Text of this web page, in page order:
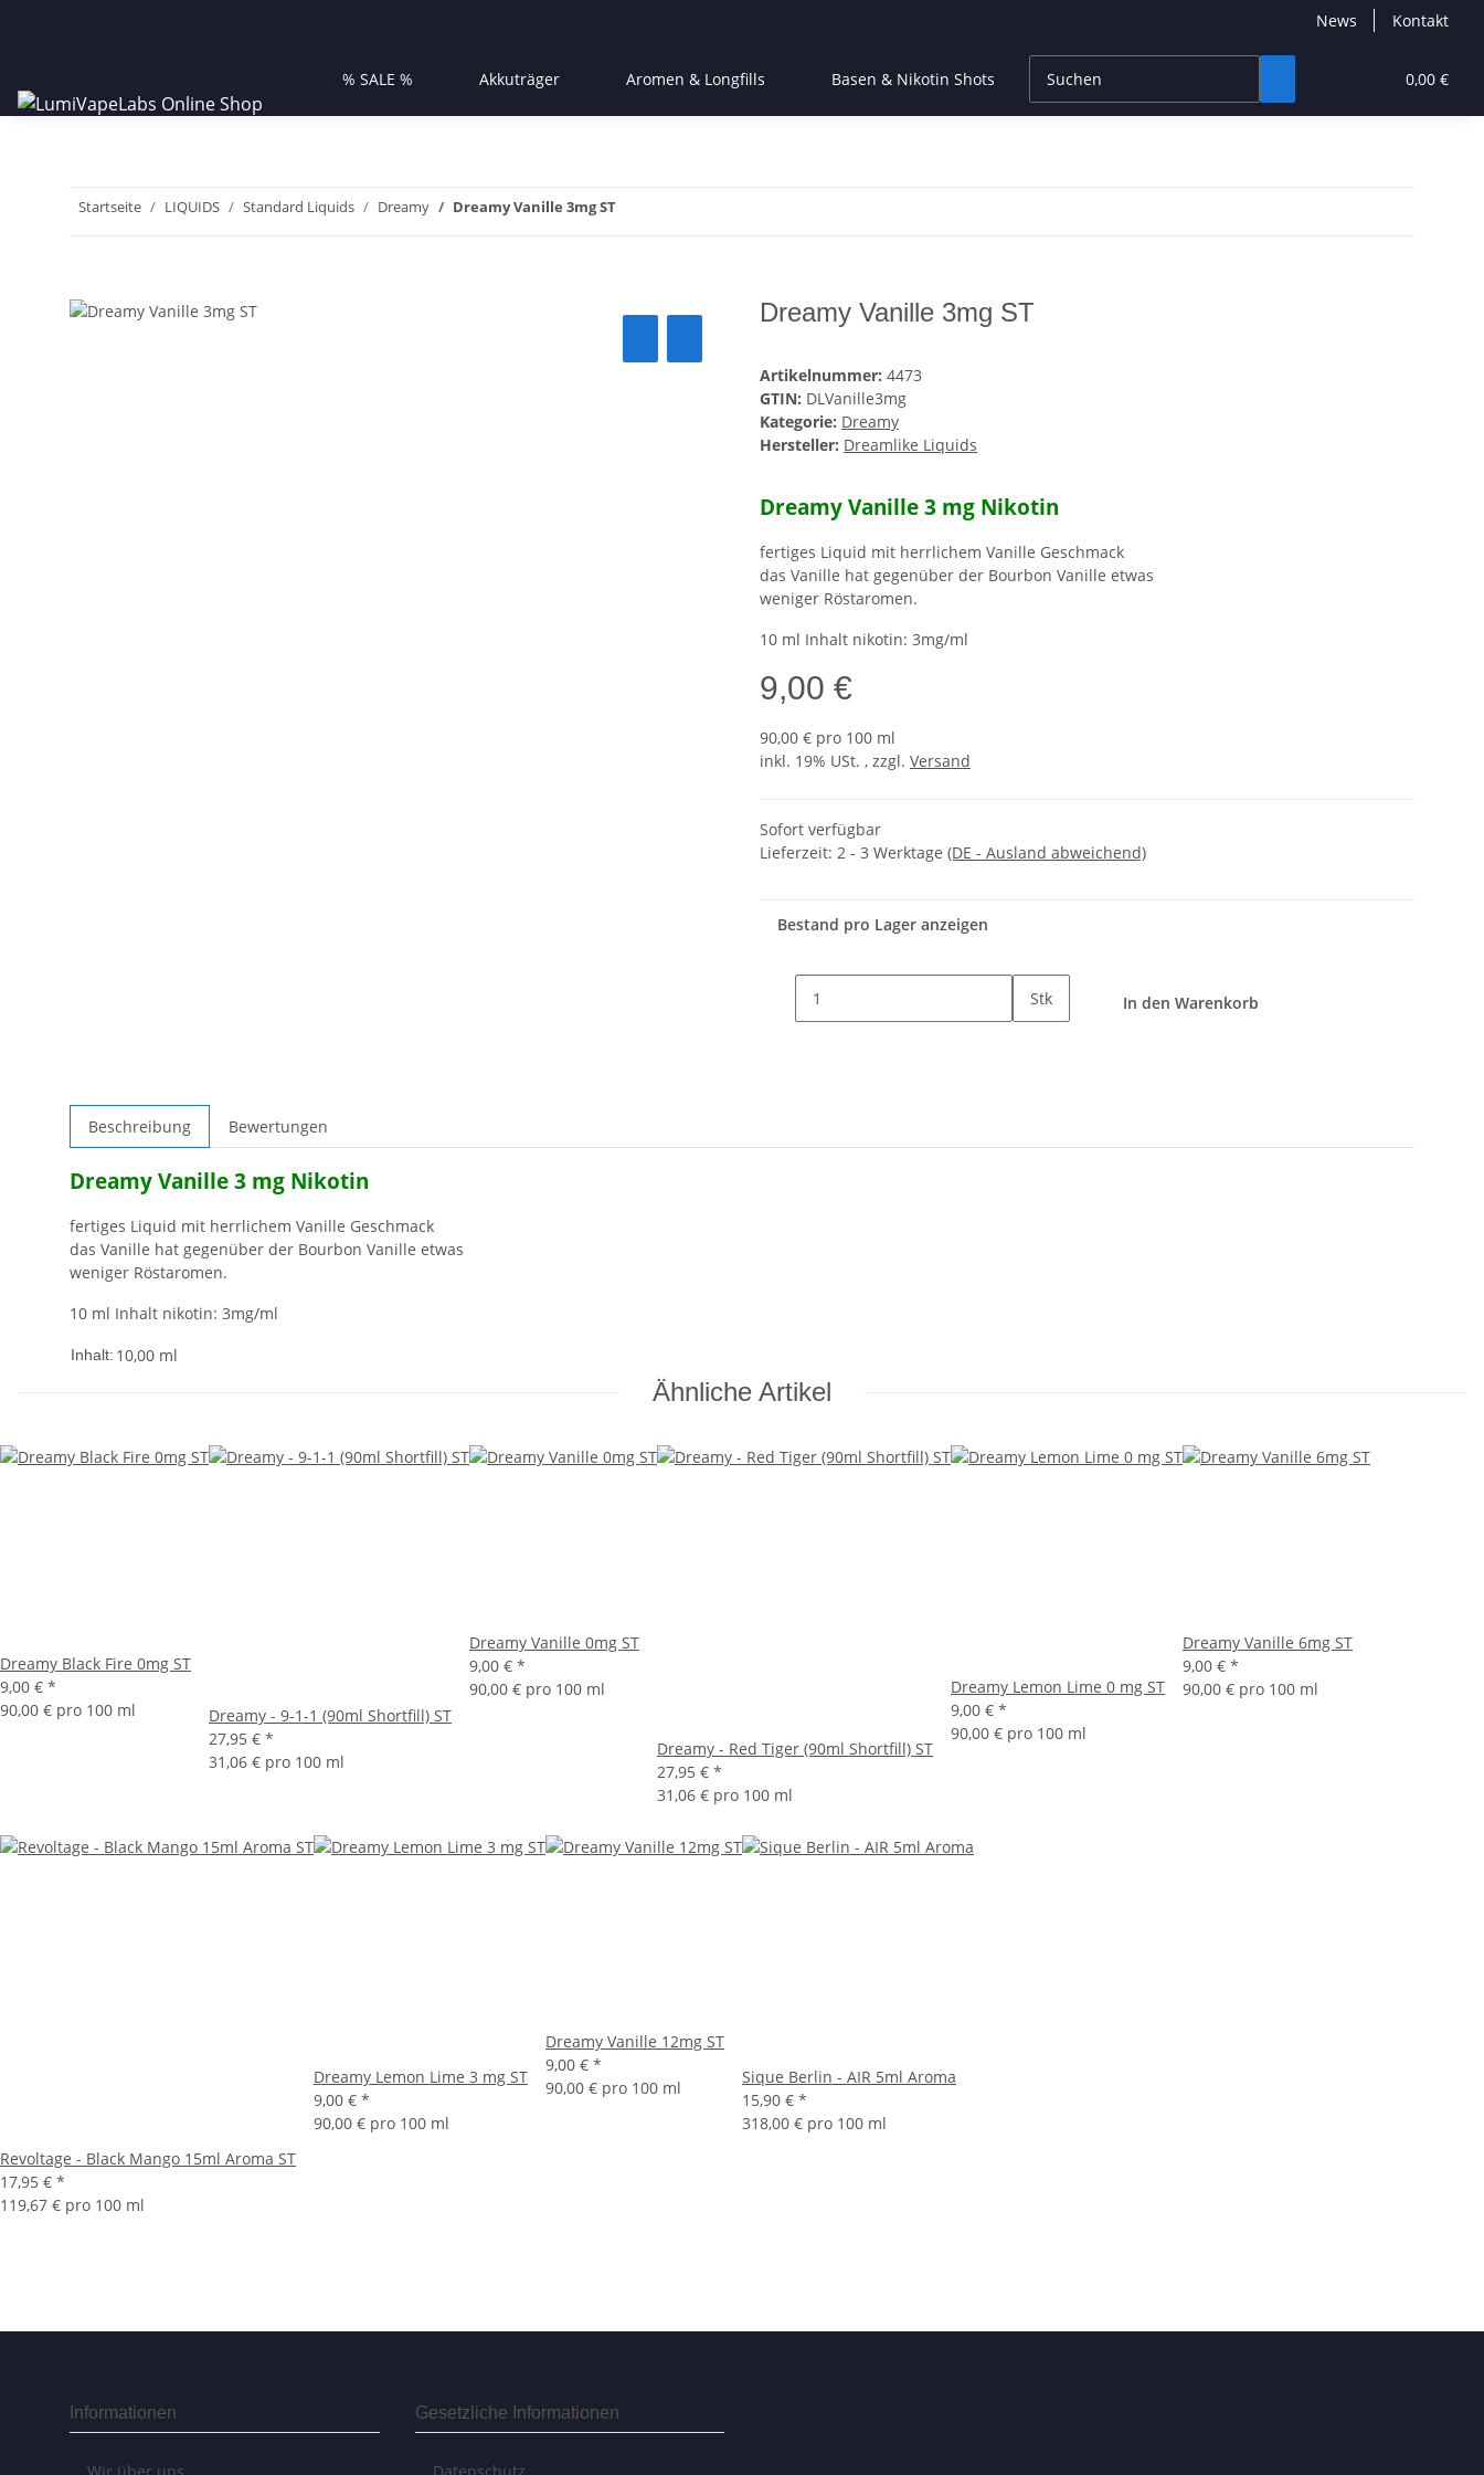
News Kontakt
0,00 €
% SALE % Akkuträger Aromen & Longfills Basen & Nikotin Shots CBD Products High End
Startseite LIQUIDS Standard Liquids Dreamy Dreamy Vanille 3mg ST
Dreamy Vanille 3mg ST
Artikelnummer: 4473
GTIN: DLVanille3mg
Kategorie: Dreamy
Hersteller: Dreamlike Liquids
Dreamy Vanille 3 mg Nikotin
fertiges Liquid mit herrlichem Vanille Geschmack
das Vanille hat gegenüber der Bourbon Vanille etwas
weniger Röstaromen.
10 ml Inhalt nikotin: 3mg/ml
9,00 €
90,00 € pro 100 ml
inkl. 19% USt. , zzgl. Versand
Sofort verfügbar
Lieferzeit: 2 - 3 Werktage (DE - Ausland abweichend)
Bestand pro Lager anzeigen
Stk In den Warenkorb
Beschreibung Bewertungen
Dreamy Vanille 3 mg Nikotin
fertiges Liquid mit herrlichem Vanille Geschmack
das Vanille hat gegenüber der Bourbon Vanille etwas
weniger Röstaromen.
10 ml Inhalt nikotin: 3mg/ml
Inhalt: 10,00 ml
Ähnliche Artikel
Dreamy Black Fire 0mg ST
9,00 € *
90,00 € pro 100 ml
Dreamy - 9-1-1 (90ml Shortfill) ST
27,95 € *
31,06 € pro 100 ml
Dreamy Vanille 0mg ST
9,00 € *
90,00 € pro 100 ml
Dreamy - Red Tiger (90ml Shortfill) ST
27,95 € *
31,06 € pro 100 ml
Dreamy Lemon Lime 0 mg ST
9,00 € *
90,00 € pro 100 ml
Dreamy Vanille 6mg ST
9,00 € *
90,00 € pro 100 ml
Revoltage - Black Mango 15ml Aroma ST
17,95 € *
119,67 € pro 100 ml
Dreamy Lemon Lime 3 mg ST
9,00 € *
90,00 € pro 100 ml
Dreamy Vanille 12mg ST
9,00 € *
90,00 € pro 100 ml
Sique Berlin - AIR 5ml Aroma
15,90 € *
318,00 € pro 100 ml
Informationen Gesetzliche Informationen